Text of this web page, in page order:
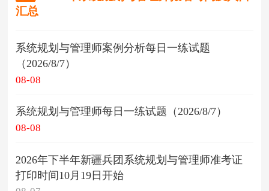
汇总
系统规划与管理师案例分析每日一练试题
（2026/8/7）
08-08
系统规划与管理师每日一练试题（2026/8/7）
08-08
2026年下半年新疆兵团系统规划与管理师准考证
打印时间10月19日开始